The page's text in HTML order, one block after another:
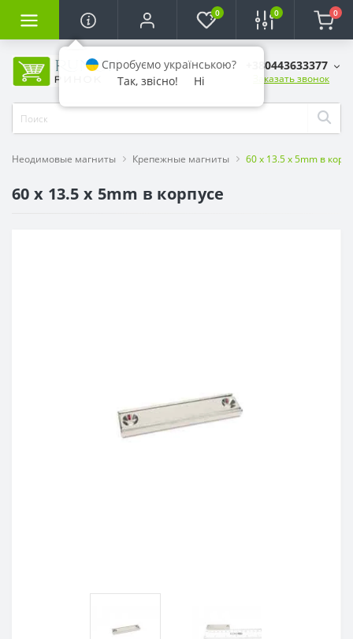
0 0 0
+380443633377
Заказать звонок
Неодимовые магниты Крепежные магниты 60 x 13.5 x 5mm в
60 x 13.5 x 5mm в корпусе
Спробуємо українською?
Так, звісно!
Ні